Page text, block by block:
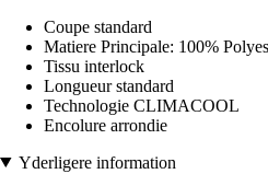
Coupe standard
Matiere Principale: 100%
Tissu interlock
Longueur standard
Technologie CLIMACOOL
Encolure arrondie
Yderligere information